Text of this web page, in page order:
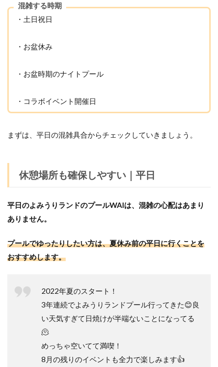
混雑する時期
・土日祝日
・お盆休み
・お盆時期のナイトプール
・コラボイベント開催日
まずは、平日の混雑具合からチェックしていきましょう。
休憩場所も確保しやすい｜平日
平日のよみうりランドのプールWAIは、混雑の心配はあまり
ありません。
プールでゆったりしたい方は、夏休み前の平日に行くことを
おすすめします。
2022年夏のスタート！
3年連続でよみうりランドプール行ってきた😊良
い天気すぎて日焼けが半端ないことになってる
🫠
めっちゃ空いてて満喫！
8月の残りのイベントも全力で楽しみます👍